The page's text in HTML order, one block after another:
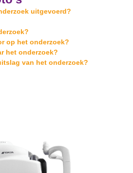
uitgevoerd?
op het onderzoek?
het onderzoek?
van het onderzoek?